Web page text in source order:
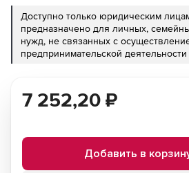
Доступно только юридическим
предназначено для личных,
нужд, не связанных с
предпринимательской деятельности
7 252,20 ₽
Добавить в